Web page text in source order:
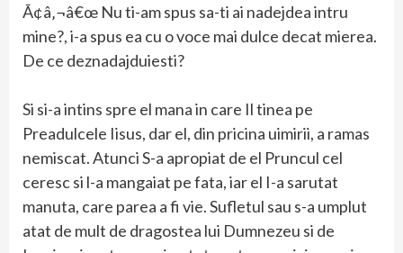
Ã¢â‚¬â€œ Nu ti-am spus sa-ti ai nadejdea intru
mine?, i-a spus ea cu o voce mai dulce decat mierea.
De ce deznadajduiesti?
Si si-a intins spre el mana in care Il tinea pe
Preadulcele Iisus, dar el, din pricina uimirii, a ramas
nemiscat. Atunci S-a apropiat de el Pruncul cel
ceresc si l-a mangaiat pe fata, iar el I-a sarutat
manuta, care parea a fi vie. Sufletul sau s-a umplut
atat de mult de dragostea lui Dumnezeu si de